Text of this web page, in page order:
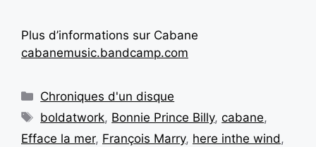
Plus d’informations sur Cabane
cabanemusic.bandcamp.com
Chroniques d'un disque
boldatwork, Bonnie Prince Billy,cabane,
Efface la mer, François Marry, here inthe wind,